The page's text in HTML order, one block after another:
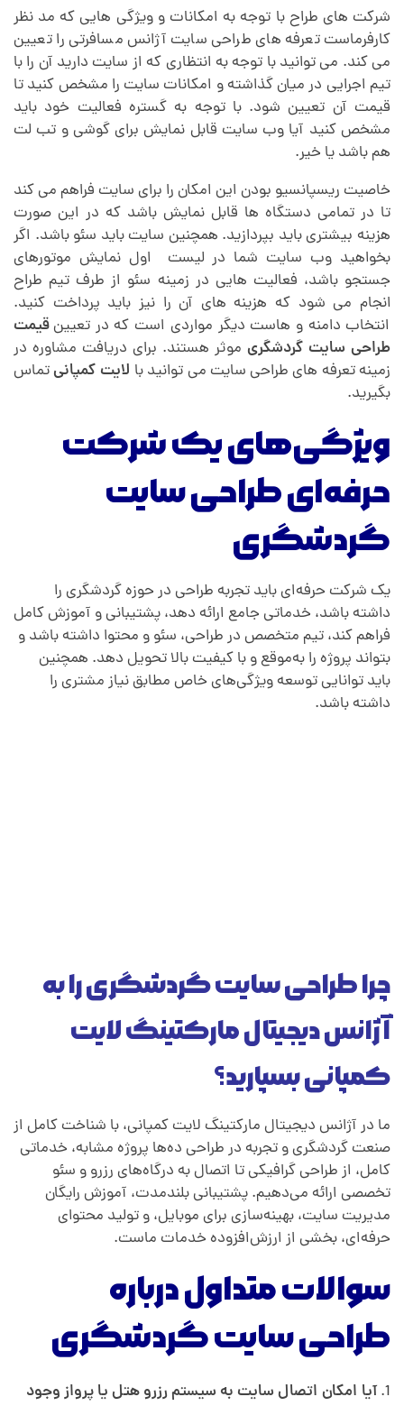
شرکت های طراح با توجه به امکانات و ويژگی هایی که مد نظر
کارفرماست تعرفه های طراحی سایت آژانس مسافرتی را تعیین
می کند. می توانید با توجه به انتظاری که از سایت دارید آن را با
تیم اجرایی در میان گذاشته و امکانات سایت را مشخص کنید تا
قیمت آن تعیین شود. با توجه به گستره فعالیت خود باید
مشخص کنید آیا وب سایت قابل نمایش برای گوشی و تب لت
هم باشد یا خیر.
خاصیت ریسپانسیو بودن این امکان را برای سایت فراهم می کند
تا در تمامی دستگاه ها قابل نمایش باشد که در این صورت
هزینه بیشتری باید بپردازید. همچنین سایت باید سئو باشد. اگر
بخواهید وب سایت شما در لیست اول نمایش موتورهای
جستجو باشد، فعالیت هایی در زمینه سئو از طرف تیم طراح
انجام می شود که هزینه های آن را نیز باید پرداخت کنید.
انتخاب دامنه و هاست دیگر مواردی است که در تعیینقیمت
طراحی سایت گردشگری موثر هستند. برای دریافت مشاوره در
زمینه تعرفه های طراحی سایت می توانید با لایت کمپانیتماس
بگیرید.
ویژگی‌های یک شرکت
حرفه‌ای طراحی سایت
گردشگری
یک شرکت حرفه‌ای باید تجربه طراحی در حوزه گردشگری را
داشته باشد، خدماتی جامع ارائه دهد، پشتیبانی و آموزش کامل
فراهم کند، تیم متخصص در طراحی، سئو و محتوا داشته باشد و
بتواند پروژه را به‌موقع و با کیفیت بالا تحویل دهد. همچنین
باید توانایی توسعه ویژگی‌های خاص مطابق نیاز مشتری را
داشته باشد.
چرا طراحی سایت گردشگری را به
آژانس دیجیتال مارکتینگ لایت
کمپانی بسپارید؟
ما در آژانس دیجیتال مارکتینگ لایت کمپانی، با شناخت کامل از
صنعت گردشگری و تجربه در طراحی ده‌ها پروژه مشابه، خدماتی
کامل، از طراحی گرافیکی تا اتصال به درگاه‌های رزرو و سئو
تخصصی ارائه می‌دهیم. پشتیبانی بلندمدت، آموزش رایگان
مدیریت سایت، بهینه‌سازی برای موبایل، و تولید محتوای
حرفه‌ای، بخشی از ارزش‌افزوده خدمات ماست.
سوالات متداول درباره
طراحی سایت گردشگری
آیا امکان اتصال سایت به سیستم رزرو هتل یا پرواز وجود